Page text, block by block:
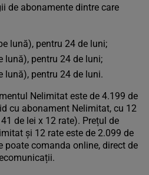
de abonamente dintre care
lună), pentru 24 de luni;
lună), pentru 24 de luni;
lună), pentru 24 de luni.
Nelimitat este de 4.199 de
cu abonament Nelimitat, cu 12
de lei x 12 rate). Prețul de
și 12 rate este de 2.099 de
poate comanda online, direct de